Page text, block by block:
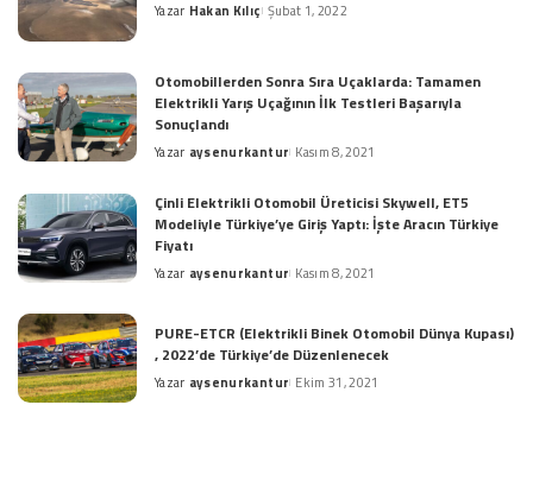
Posted
Yazar Hakan Kılıç Şubat 1, 2022
Otomobillerden Sonra Sıra Uçaklarda: Tamamen
Elektrikli Yarış Uçağının İlk Testleri Başarıyla
Sonuçlandı
Posted
Yazar aysenurkantur Kasım 8, 2021
Çinli Elektrikli Otomobil Üreticisi Skywell, ET5
Modeliyle Türkiye’ye Giriş Yaptı: İşte Aracın Türkiye
Fiyatı
Posted
Yazar aysenurkantur Kasım 8, 2021
PURE-ETCR (Elektrikli Binek Otomobil Dünya Kupası)
, 2022’de Türkiye’de Düzenlenecek
Posted
Yazar aysenurkantur Ekim 31, 2021